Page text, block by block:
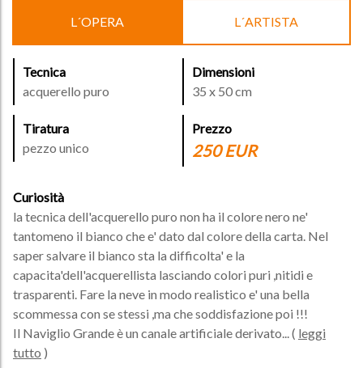
L´OPERA L´ARTISTA
Tecnica
acquerello puro
Dimensioni
35 x 50 cm
Tiratura
pezzo unico
Prezzo
250 EUR
Curiosità
la tecnica dell'acquerello puro non ha il colore nero ne'
tantomeno il bianco che e' dato dal colore della carta. Nel
saper salvare il bianco sta la difficolta' e la
capacita'dell'acquerellista lasciando colori puri ,nitidi e
trasparenti. Fare la neve in modo realistico e' una bella
scommessa con se stessi ,ma che soddisfazione poi !!!
Il Naviglio Grande è un canale artificiale derivato ... ( leggi
tutto )